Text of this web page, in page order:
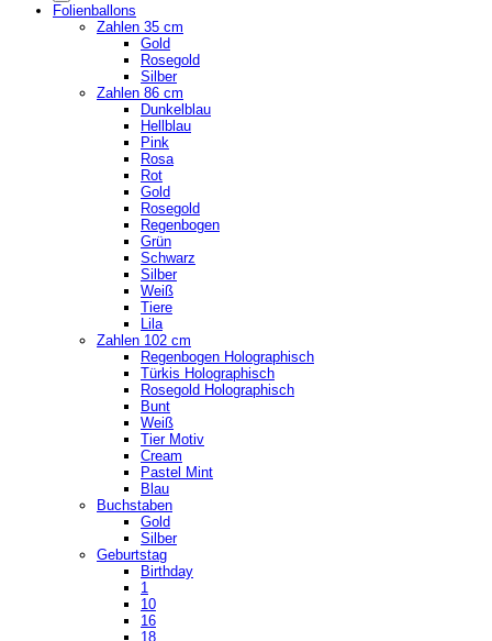
Folienballons
Zahlen 35 cm
Gold
Rosegold
Silber
Zahlen 86 cm
Dunkelblau
Hellblau
Pink
Rosa
Rot
Gold
Rosegold
Regenbogen
Grün
Schwarz
Silber
Weiß
Tiere
Lila
Zahlen 102 cm
Regenbogen Holographisch
Türkis Holographisch
Rosegold Holographisch
Bunt
Weiß
Tier Motiv
Cream
Pastel Mint
Blau
Buchstaben
Gold
Silber
Geburtstag
Birthday
1
10
16
18